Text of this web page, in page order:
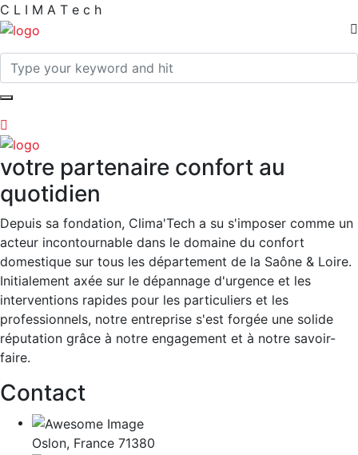
C L I M A T e c h
votre partenaire confort au
quotidien
Depuis sa fondation, Clima'Tech a su s'imposer comme un
acteur incontournable dans le domaine du confort
domestique sur tous les département de la Saône & Loire.
Initialement axée sur le dépannage d'urgence et les
interventions rapides pour les particuliers et les
professionnels, notre entreprise s'est forgée une solide
réputation grâce à notre engagement et à notre savoir-
faire.
Contact
Oslon, France 71380